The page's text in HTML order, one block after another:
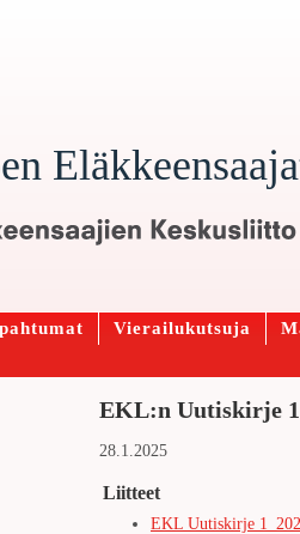
Vierailukutsuja
EKL:n Uutiskirje 1
28.1.2025
Liitteet
EKL Uutiskirje